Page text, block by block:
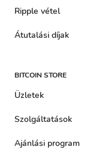
Ripple vétel
Átutalási díjak
BITCOIN STORE
Üzletek
Szolgáltatások
Ajánlási program